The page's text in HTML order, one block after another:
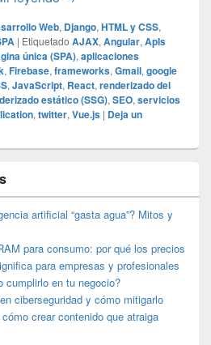
Web, Django, HTML y CSS,
| Etiquetado AJAX, Angular, ApIs
única (SPA), aplicaciones
, Firebase, frameworks, Gmail, google
, JavaScript, React, renderizado del
estático (SSG), SEO, servicios
, twitter, Vue.js | Deja un
artificial “gasta agua”? Mitos y
para consumo: por qué los precios
para empresas y profesionales
cumplirlo en tu negocio?
ciberseguridad y cómo mitigarlo
crear contenido que atraiga